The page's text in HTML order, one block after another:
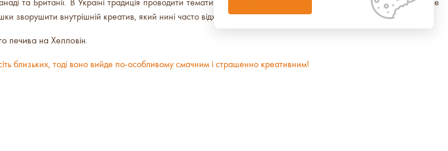
та Британії. В Україні традиція проводити тематичні вечірки у цей день з'явилась не так давно, проте вже
зворушити внутрішній креатив, який нині часто відходить на інший план.
печива на Хелловін.
близьких, тоді воно вийде по-особливому смачним і страшенно креативним!